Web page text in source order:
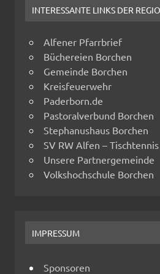
INTERESSANTE LINKS DER
Alfener Pfarrbrief
Büchereien Borchen
Gemeinde Borchen
Kreisfeuerwehr
Paderborn.de
Pastoralverbund Borchen
Stephanushaus Borchen
SV RW Alfen – Tischtennis
Unsere Partnergemeinde
Volkshochschule Borchen
IMPRESSUM
Sponsoren